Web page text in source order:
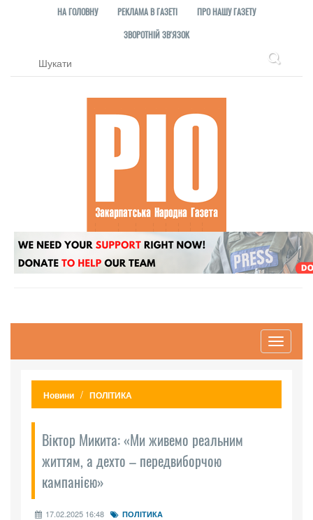
НА ГОЛОВНУ РЕКЛАМА В ГАЗЕТІ
ПРО НАШУ ГАЗЕТУ
ЗВОРОТНІЙ ЗВ'ЯЗОК
Toggle
Новини ПОЛІТИКА
Віктор Микита: «Ми живемо реальним
життям, а дехто – передвиборчою
кампанією»
17.02.2025 16:48 ПОЛІТИКА